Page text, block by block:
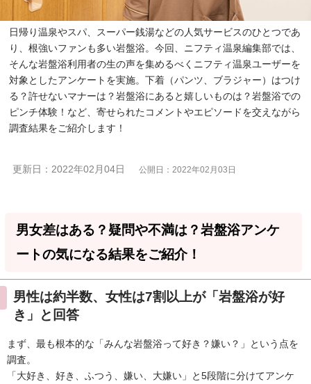
日帰り温泉やスパ、スーパー銭湯などの人気サービスのひとつであ
り、根強いファンも多い岩盤浴。今回、ニフティ温泉編集部では、
そんな岩盤浴利用者の生の声を集めるべくニフティ温泉ユーザーを
対象としたアンケートを実施。下着（パンツ、ブラジャー）はつけ
る？許せないマナーは？岩盤浴にあると嬉しいものは？岩盤浴での
ピンチ体験！など、寄せられたコメントやエピソードを交えながら
調査結果をご紹介します！
更新日：2022年02月04日 公開日：2022年02月03日
男女差はある？疑問や不満は？岩盤浴アンケ
ートの気になる結果をご紹介！
男性は約半数、女性は7割以上が「岩盤浴が好
き」と回答
まず、最も根本的な「みんな岩盤浴って好き？嫌い？」という点を
調査。
「大好き、好き、ふつう、嫌い、大嫌い」と5段階に分けてアンケ